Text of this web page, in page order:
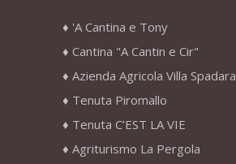
'A Cantina e Tony
Cantina "A Cantin e Cir"
Azienda Agricola Villa Spadara
Tenuta Piromallo
Tenuta C’EST LA VIE
Agriturismo La Pergola